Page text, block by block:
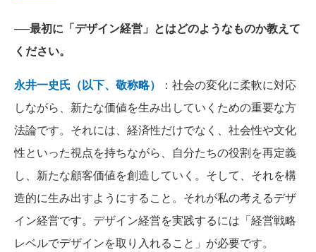
──最初に「デザイン経営」とはどのようなものか教えて
ください。
永井一史氏（以下、敬称略）
：社会の変化に柔軟に対応
しながら、新たな価値を生み出していくための重要な方
法論です。それには、経済性だけでなく、社会性や文化
性といった視点を持ちながら、自分たちの役割を再定義
し、新たな顧客価値を創造していく。そして、それを構
造的に生み出すようにすること。それが私の考えるデザ
イン経営です。デザイン経営を実践するには「経営戦略
レベルでデザインを取り入れること」が必要です。